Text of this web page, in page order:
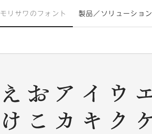
モリサワのフォント 製品／ソリューション